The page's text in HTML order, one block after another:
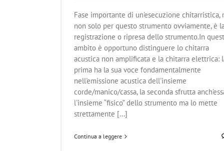
Fase importante di un'esecuzione chitarristica,
non solo per questo strumento ovviamente, è
registrazione o ripresa dello strumento.In
ambito è opportuno distinguere lo chitarra
acustica non amplificata e la chitarra elettrica:
prima ha la sua voce fondamentalmente
nell'emissione acustica dell'insieme
corde/manico/cassa, la seconda sfrutta
l'insieme “fisico” dello strumento ma lo mette
strettamente [...]
Continua a leggere